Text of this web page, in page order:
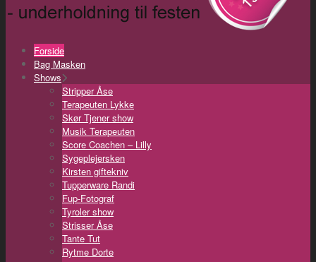
Forside
Bag Masken
Shows
Stripper Åse
Terapeuten Lykke
Skør Tjener show
Musik Terapeuten
Score Coachen – Lilly
Sygeplejersken
Kirsten giftekniv
Tupperware Randi
Fup-Fotograf
Tyroler show
Strisser Åse
Tante Tut
Rytme Dorte